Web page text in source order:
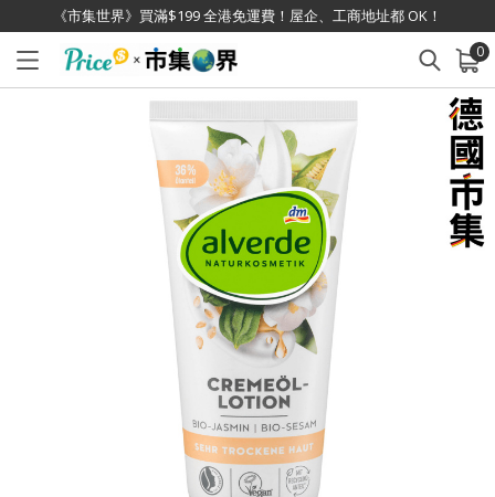
《市集世界》買滿$199 全港免運費！屋企、工商地址都 OK！
0
已加入購物車 查看